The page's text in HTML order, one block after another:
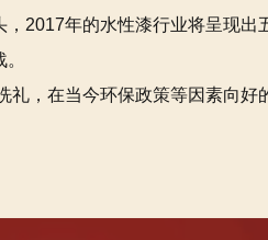
2017年的水性漆行业将呈现
礼，在当今环保政策等因素向